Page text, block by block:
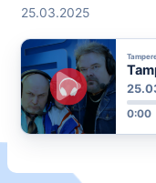
25.03.2025
0:00